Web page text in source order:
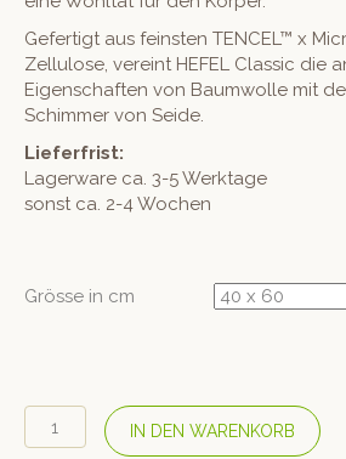
Gefertigt aus feinsten TENCEL™ x
Zellulose, vereint HEFEL Classic die
Eigenschaften von Baumwolle mit
Schimmer von Seide.
Lieferfrist:
Lagerware ca. 3-5 Werktage
sonst ca. 2-4 Wochen
Grösse in cm
HEFEL
Tencel
IN DEN WARENKORB